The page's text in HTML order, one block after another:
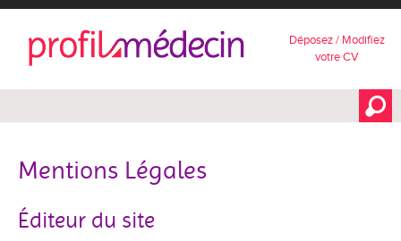
Déposez / Modifiez
votre CV
Mentions Légales
Éditeur du site